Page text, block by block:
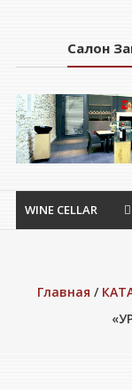
дегустации
Салон
WINE CELLAR
Главная /